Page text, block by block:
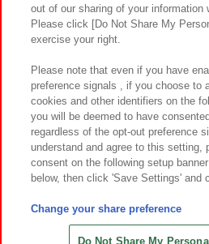
プライバシーポリシー ウェブアク
お取引先さまとともに
カスタマーハラスメント対応方針 よ
©Bandai Namco
©Bandai Namco
©HANAYASHIKI Co., Ltd. All
out of our sharing of your information
Please click [Do Not Share My
exercise your right.
Please note that even if you have
preference signals , if you choose to
cookies and other identifiers on the
you will be deemed to have
regardless of the opt-out preference
understand and agree to this setting,
consent on the following setup
below, then click 'Save Settings' and
Change your share preference
Do Not Share My